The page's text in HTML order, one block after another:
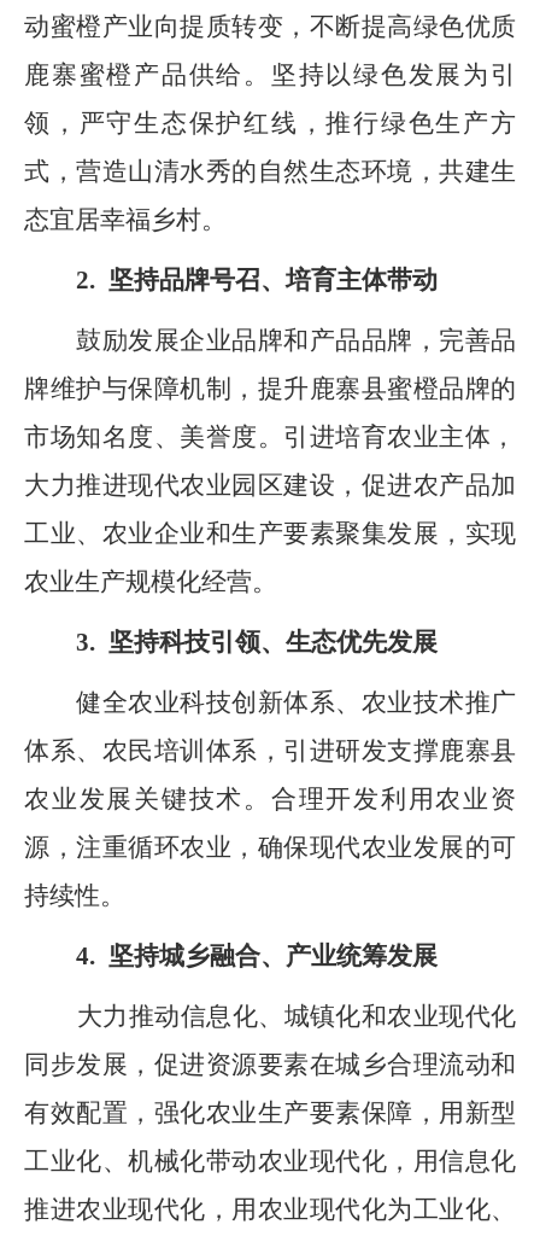
动蜜橙产业向提质转变，不断提高绿色优质
鹿寨蜜橙产品供给。坚持以绿色发展为 引
领，严守生态保护红线，推行绿色生产方
式，营造山清水秀的自然生态环境，共建生
态宜居幸福乡村。
2. 坚持品牌号召、培育主体带动
鼓励发展企业品牌和产品品牌，完善品
牌维护与保障机制，提升鹿寨县蜜橙品牌的
市场知名度、美誉度。引进培育农业主体，
大力推进现代农业园区建设，促进农产品加
工业、 农业企业和生产要素聚集发展，实现
农业生产规模化经营。
3. 坚持科技引领、生态优先发展
健全农业科技创新体系、农业技术推广
体系、农民培训体系，引进研发支撑鹿寨县
农业发展关键技术。合理开发利用农业资
源，注重循环农业，确保现代农业发展的可
持续性。
4. 坚持城乡融合、产业统筹发展
大力推动信息化、城镇化和农业现代化
同步发展，促进资源要素在城乡合理流动和
有效配置，强化农业生产要素保障，用新型
工业化、机械化带动农业现代化，用信息化
推进农业现代化，用农业现代化为工业化、